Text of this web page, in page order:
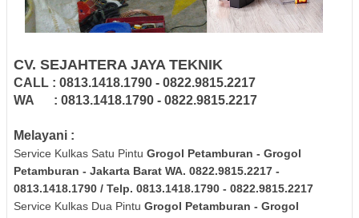
CV. SEJAHTERA JAYA TEKNIK
CALL : 0813.1418.1790 - 0822.9815.2217
WA : 0813.1418.1790 - 0822.9815.2217
Melayani :
Service Kulkas Satu Pintu Grogol Petamburan - Grogol
Petamburan - Jakarta Barat WA. 0822.9815.2217 -
0813.1418.1790 / Telp. 0813.1418.1790 - 0822.9815.2217
Service Kulkas Dua Pintu Grogol Petamburan - Grogol